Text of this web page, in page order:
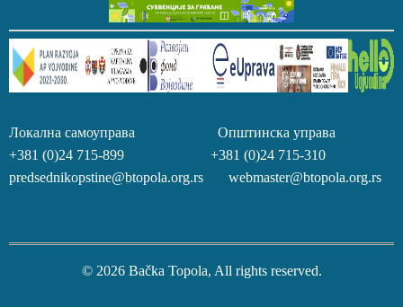
Локална самоуправа Општинска управа
+381 (0)24 715-899 +381 (0)24 715-310
predsednikopstine@btopola.org.rs webmaster@btopola.org.rs
© 2026 Bačka Topola, All rights reserved.